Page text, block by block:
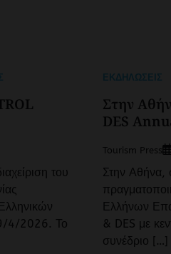
του
4/2026. Το
ΕΚΔΗΛΏΣΕΙΣ
Στην
DES
Tourism Press
Στην Αθήνα,
Ελλήνων
& DES με
συνέδριο […]